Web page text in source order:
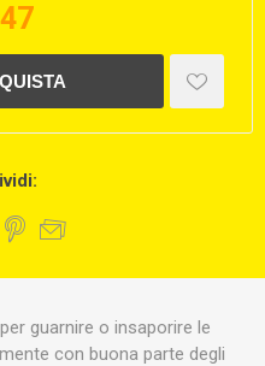
guarnire o insaporire le
con buona parte degli